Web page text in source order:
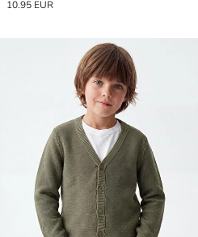
10.95 EUR